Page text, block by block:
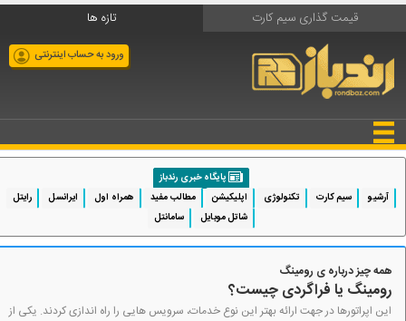
قیمت گذاری سیم کارت تازه ها
ورود به حساب اینترنتی
پایگاه خبری رندباز
آرشیو
سیم کارت تکنولوژی اپلیکیشن مطالب مفید همراه اول ایرانسل
رایتل
شاتل موبایل
سامانتل
همه چیز درباره ی رومینگ
رومینگ یا فراگردی چیست؟
این اپراتورها در جهت ارائه بهتر این نوع خدمات، سرویس هایی را راه اندازی کردند. یکی از